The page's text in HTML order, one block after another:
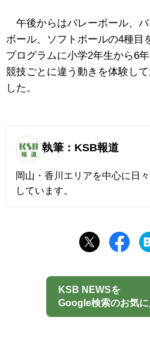
午後からはバレーボール、
ボール、ソフトボールの4種目
プログラムに小学2年生から6
競技ごとに違う動きを体験し
した。
執筆：KSB報道
岡山・香川エリアを中心に日
しています。
KSB NEWSを
Google検索のお気